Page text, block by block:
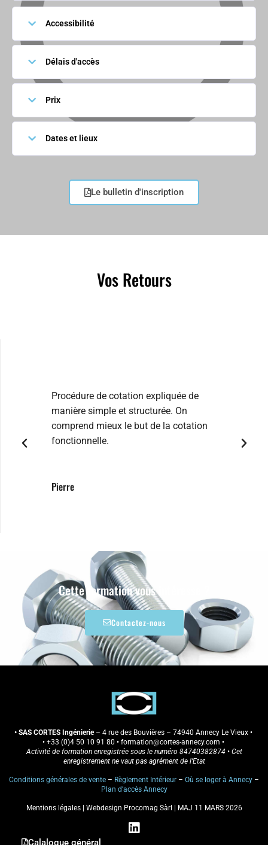
Accessibilité
Délais d'accès
Prix
Dates et lieux
Le bulletin d'inscription
Vos Retours
Procédure de cotation expliquée de
manière simple et structurée. On
comprend mieux le but de la cotation
fonctionnelle.
Pierre
Cette formation vous intéresse ?
Contactez-nous
• SAS CORTES Ingénierie– 4 rue des Bouvières – 74940 Annecy Le Vieux •
• +33 (0)4 50 10 91 80 • formation@cortes-annecy.com •
Activité de formation enregistrée sous le numéro 84740382874 • Cet
enregistrement ne vaut pas agrément de l’Etat
Conditions générales de vente – Règlement Intérieur – Où se loger à Annecy –
Plan d’accès Annecy
Mentions légales| Webdesign Procomag Sàrl | MAJ 11 MARS 2026
L
Calalogue général